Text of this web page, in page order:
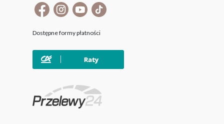
Dostępne formy płatności